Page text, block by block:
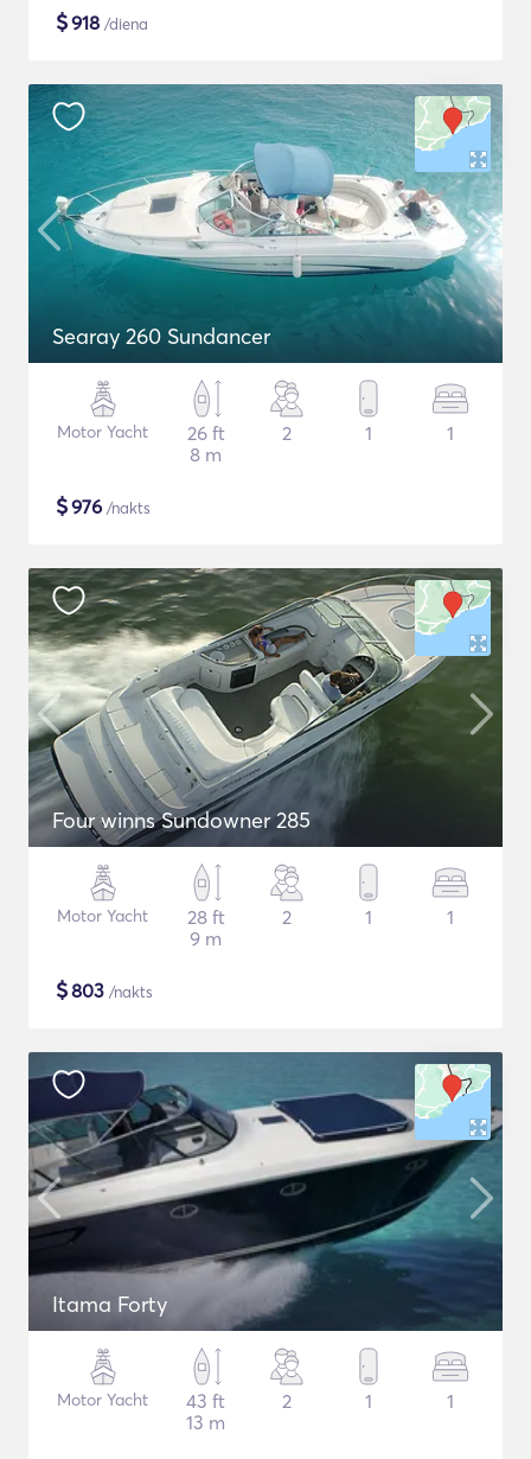
$918 /diena
Searay 260 Sundancer
Motor Yacht
26 ft
8 m
2 1 1
$976 /nakts
Four winns Sundowner 285
Motor Yacht
28 ft
9 m
2 1 1
$803 /nakts
Itama Forty
Motor Yacht
43 ft
13 m
2 1 1